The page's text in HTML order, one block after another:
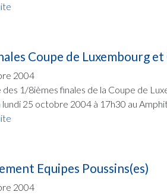
Coupe de Luxembourg et
2004
des 1/8ièmes finales de la Coupe de
lundi 25 octobre 2004 à 17h30 au
Equipes Poussins(es)
2004